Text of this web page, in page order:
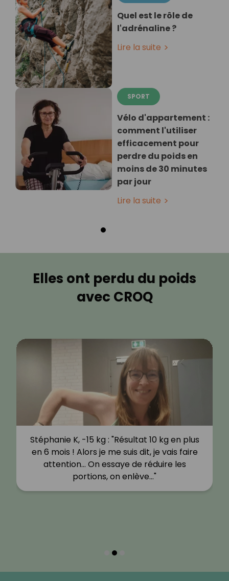
Quel est le rôle de
l'adrénaline ?
Lire la suite
SPORT
Vélo d'appartement :
comment l'utiliser
efficacement pour
perdre du poids en
moins de 30 minutes
par jour
Lire la suite
Elles ont perdu du poids
avec CROQ
Stéphanie K, -15 kg : "Résultat 10 kg en plus
en 6 mois ! Alors je me suis dit, je vais faire
attention… On essaye de réduire les
portions, on enlève…"